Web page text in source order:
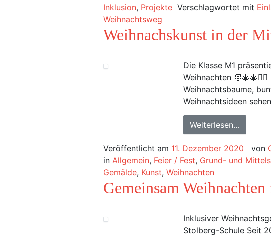
Inklusion, Projekte Verschlagwortet mit
Weihnachtsweg
Weihnachskunst in der
Die Klasse M1
Weihnachten
Weihnachtsbaume,
Weihnachtsideen
Weiterlesen…
Veröffentlicht am 11. Dezember 2020 von
in Allgemein, Feier / Fest, Grund- und
Gemälde, Kunst, Weihnachten
Gemeinsam Weihnachten
Inklusiver
Stolberg-Schule Seit